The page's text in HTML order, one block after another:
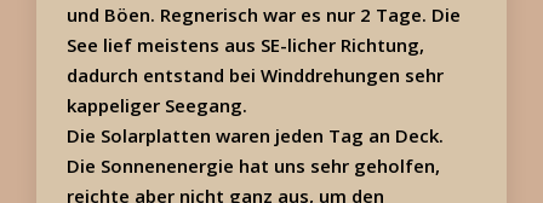
und Böen. Regnerisch war es nur 2 Tage. Die
See lief meistens aus SE-licher Richtung,
dadurch entstand bei Winddrehungen sehr
kappeliger Seegang.
Die Solarplatten waren jeden Tag an Deck.
Die Sonnenenergie hat uns sehr geholfen,
reichte aber nicht ganz aus, um den